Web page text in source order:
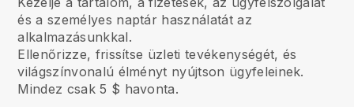
és a személyes naptár használatát az
alkalmazásunkkal.
Ellenőrizze, frissítse üzleti tevékenységét, és
világszínvonalú élményt nyújtson ügyfeleinek.
Mindez csak 5 $ havonta.